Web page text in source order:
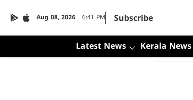
Aug 08, 2026 6:41 PM Subscribe
Latest News Kerala News